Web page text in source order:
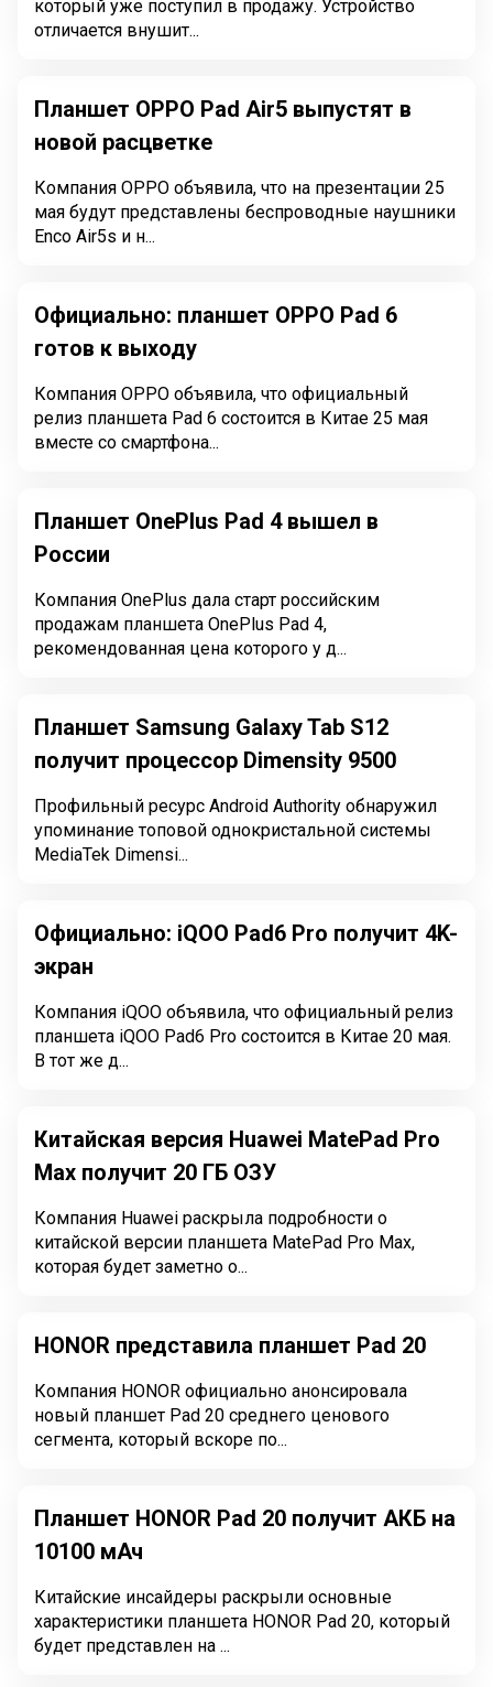
который уже поступил в продажу. Устройство
отличается внушит...
Планшет OPPO Pad Air5 выпустят в
новой расцветке
Компания OPPO объявила, что на презентации 25
мая будут представлены беспроводные наушники
Enco Air5s и н...
Официально: планшет OPPO Pad 6
готов к выходу
Компания OPPO объявила, что официальный
релиз планшета Pad 6 состоится в Китае 25 мая
вместе со смартфона...
Планшет OnePlus Pad 4 вышел в
России
Компания OnePlus дала старт российским
продажам планшета OnePlus Pad 4,
рекомендованная цена которого у д...
Планшет Samsung Galaxy Tab S12
получит процессор Dimensity 9500
Профильный ресурс Android Authority обнаружил
упоминание топовой однокристальной системы
MediaTek Dimensi...
Официально: iQOO Pad6 Pro получит 4K-
экран
Компания iQOO объявила, что официальный релиз
планшета iQOO Pad6 Pro состоится в Китае 20 мая.
В тот же д...
Китайская версия Huawei MatePad Pro
Max получит 20 ГБ ОЗУ
Компания Huawei раскрыла подробности о
китайской версии планшета MatePad Pro Max,
которая будет заметно о...
HONOR представила планшет Pad 20
Компания HONOR официально анонсировала
новый планшет Pad 20 среднего ценового
сегмента, который вскоре по...
Планшет HONOR Pad 20 получит АКБ на
10100 мАч
Китайские инсайдеры раскрыли основные
характеристики планшета HONOR Pad 20, который
будет представлен на ...